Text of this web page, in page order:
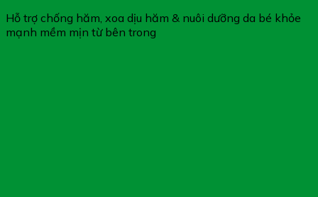
Chân thành cảm ơn Quý khách hàng luôn chọn mua sản
phẩm chính hãng
Hỗ trợ chống hăm, xoa dịu hăm & nuôi dưỡng da bé khỏe
mạnh mềm mịn từ bên trong